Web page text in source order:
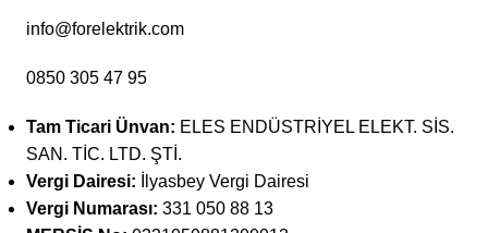
info@forelektrik.com
0850 305 47 95
Tam Ticari Ünvan: ELES ENDÜSTRİYEL ELEKT. SİS.
SAN. TİC. LTD. ŞTİ.
Vergi Dairesi: İlyasbey Vergi Dairesi
Vergi Numarası: 331 050 88 13